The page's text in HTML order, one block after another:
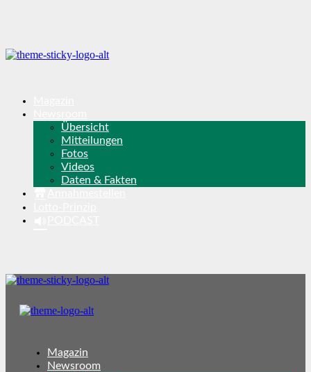
Übersicht
Mitteilungen
Fotos
Videos
Daten & Fakten
Magazin
Newsroom